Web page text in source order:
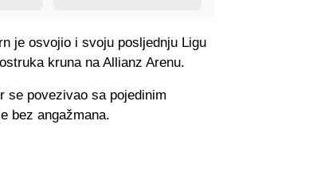
je osvojio i svoju posljednju Ligu
kruna na Allianz Arenu.
se povezivao sa pojedinim
bez angažmana.